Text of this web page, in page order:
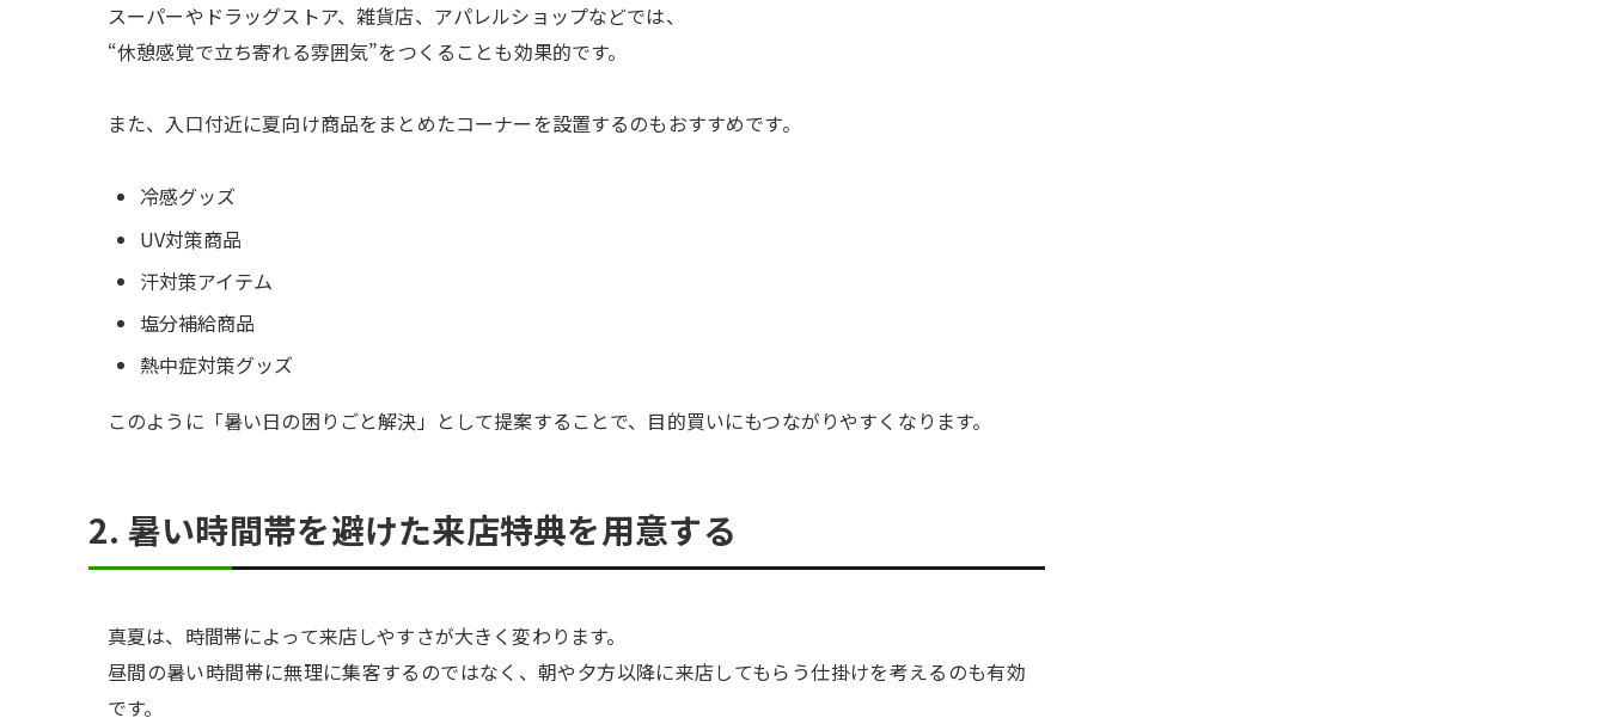
スーパーやドラッグストア、雑貨店、アパレルショップなどでは、
“休憩感覚で立ち寄れる雰囲気”をつくることも効果的です。
また、入口付近に夏向け商品をまとめたコーナーを設置するのもおすすめです。
冷感グッズ
UV対策商品
汗対策アイテム
塩分補給商品
熱中症対策グッズ
このように「暑い日の困りごと解決」として提案することで、目的買いにもつながりやすくなります。
2. 暑い時間帯を避けた来店特典を用意する
真夏は、時間帯によって来店しやすさが大きく変わります。
昼間の暑い時間帯に無理に集客するのではなく、朝や夕方以降に来店してもらう仕掛けを考えるのも有効
です。